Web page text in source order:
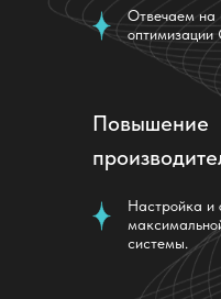
Повышение
Отвечаем на
оптимизации
Настройка и
системы.